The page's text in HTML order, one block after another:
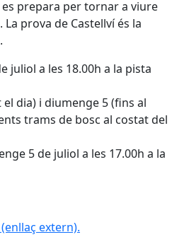
prepara per tornar a viure
prova de Castellví és la
juliol a les 18.00h a la pista
dia) i diumenge 5 (fins al
trams de bosc al costat del
5 de juliol a les 17.00h a la
(enllaç extern).